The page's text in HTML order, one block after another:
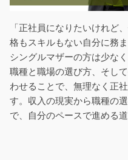
「正社員になりたいけれど
格もスキルもない自分に務
シングルマザーの方は少な
職種と職場の選び方、そし
わせることで、無理なく正
す。収入の現実から職種の
で、自分のペースで進める